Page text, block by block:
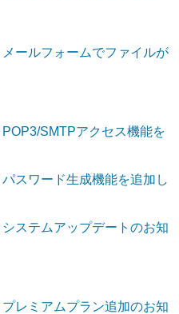
メールフォームでファイルが
POP3/SMTPアクセス機能を
パスワード生成機能を追加し
システムアップデートのお知
プレミアムプラン追加のお知